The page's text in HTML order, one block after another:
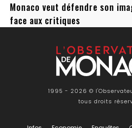
Monaco veut défendre son
face aux critiques
1995 - 2026 ©
tous droits